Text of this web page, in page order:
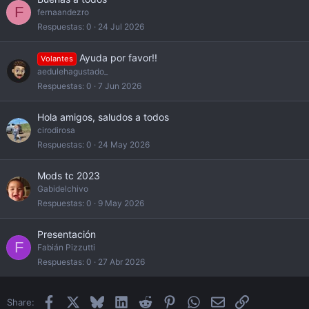
F
fernaandezro
Respuestas 0 24 Jul 2026
Volantes Ayuda por favor!!
aedulehagustado_
Respuestas 0 7 Jun 2026
Hola amigos, saludos a todos
cirodirosa
Respuestas 0 24 May 2026
Mods tc 2023
Gabidelchivo
Respuestas 0 9 May 2026
F
Presentación
Fabián Pizzutti
Respuestas 0 27 Abr 2026
Share: Facebook BlueskyLinkedInReddit PinterestWhatsApp
EmailEnlace